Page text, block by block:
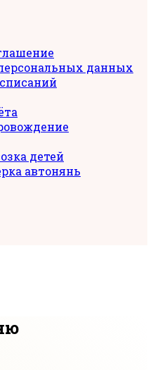
данных
детей
автонянь